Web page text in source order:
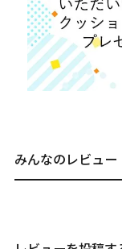
みんなのレビュー